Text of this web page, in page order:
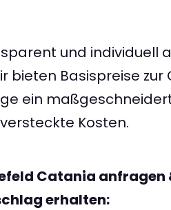
und individuell
bieten Basispreise zur
ein
Kosten.
Catania anfragen
erhalten: